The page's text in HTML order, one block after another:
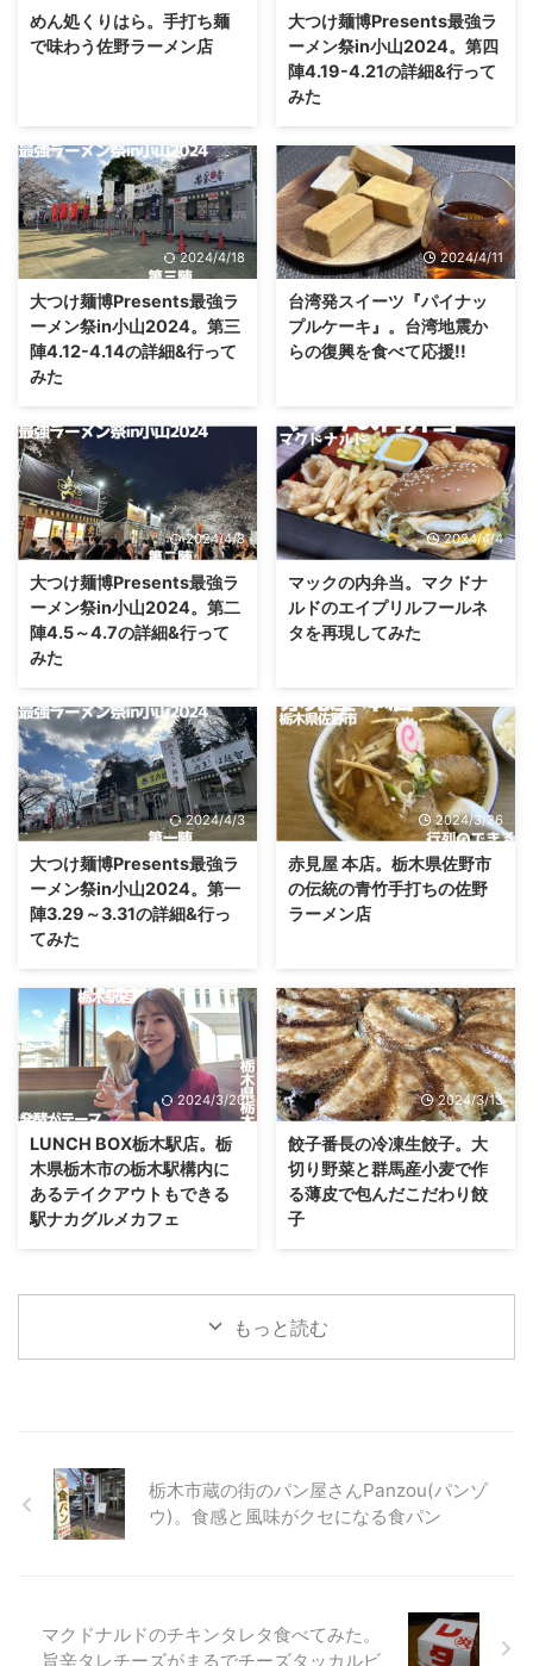
めん処くりはら。手打ち麺
で味わう佐野ラーメン店
大つけ麺博Presents最強ラ
ーメン祭in小山2024。第四
陣4.19-4.21の詳細&行って
みた
2024/4/18
大つけ麺博Presents最強ラ
ーメン祭in小山2024。第三
陣4.12-4.14の詳細&行って
みた
2024/4/11
台湾発スイーツ『パイナッ
プルケーキ』。台湾地震か
らの復興を食べて応援!!
2024/4/8
大つけ麺博Presents最強ラ
ーメン祭in小山2024。第二
陣4.5～4.7の詳細&行って
みた
2024/4/4
マックの内弁当。マクドナ
ルドのエイプリルフールネ
タを再現してみた
2024/4/3
大つけ麺博Presents最強ラ
ーメン祭in小山2024。第一
陣3.29～3.31の詳細&行っ
てみた
2024/3/26
赤見屋 本店。栃木県佐野市
の伝統の青竹手打ちの佐野
ラーメン店
2024/3/20
LUNCH BOX栃木駅店。栃
木県栃木市の栃木駅構内に
あるテイクアウトもできる
駅ナカグルメカフェ
2024/3/13
餃子番長の冷凍生餃子。大
切り野菜と群馬産小麦で作
る薄皮で包んだこだわり餃
子
もっと読む
栃木市蔵の街のパン屋さんPanzou(パンゾ
ウ)。食感と風味がクセになる食パン
マクドナルドのチキンタレタ食べてみた。
旨辛タレチーズがまるでチーズタッカルビ